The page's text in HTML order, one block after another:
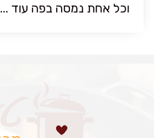
וכל אחת נמסה בפה עוד ...